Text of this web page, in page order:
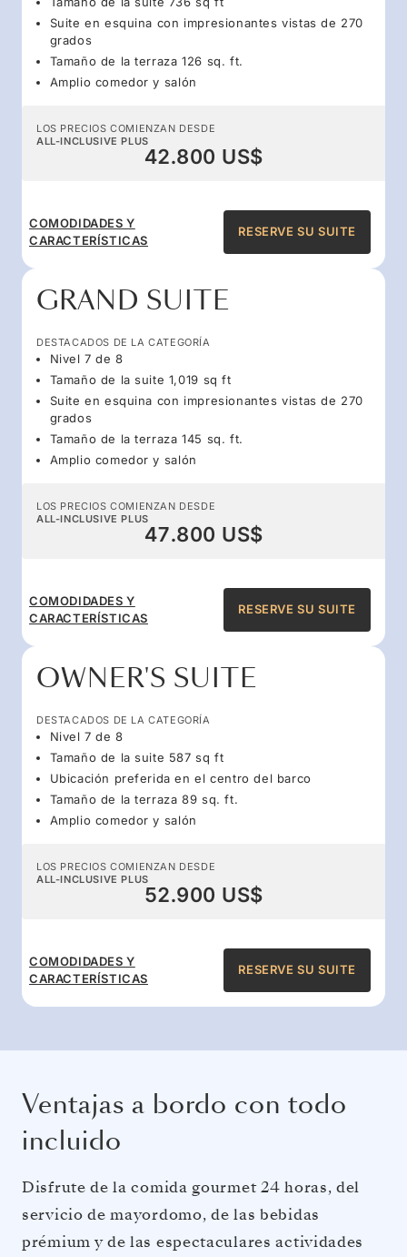
Suite en esquina con impresionantes vistas de 270
grados
Tamaño de la terraza 126 sq. ft.
Amplio comedor y salón
LOS PRECIOS COMIENZAN DESDE
ALL-INCLUSIVE PLUS
42.800 US$
COMODIDADES Y
CARACTERÍSTICAS
RESERVE SU SUITE
GRAND SUITE
DESTACADOS DE LA CATEGORÍA
Nivel 7 de 8
Tamaño de la suite 1,019 sq ft
Suite en esquina con impresionantes vistas de 270
grados
Tamaño de la terraza 145 sq. ft.
Amplio comedor y salón
LOS PRECIOS COMIENZAN DESDE
ALL-INCLUSIVE PLUS
47.800 US$
COMODIDADES Y
CARACTERÍSTICAS
RESERVE SU SUITE
OWNER'S SUITE
DESTACADOS DE LA CATEGORÍA
Nivel 7 de 8
Tamaño de la suite 587 sq ft
Ubicación preferida en el centro del barco
Tamaño de la terraza 89 sq. ft.
Amplio comedor y salón
LOS PRECIOS COMIENZAN DESDE
ALL-INCLUSIVE PLUS
52.900 US$
COMODIDADES Y
CARACTERÍSTICAS
RESERVE SU SUITE
Ventajas a bordo con todo
incluido
Disfrute de la comida gourmet 24 horas, del
servicio de mayordomo, de las bebidas
prémium y de las espectaculares actividades